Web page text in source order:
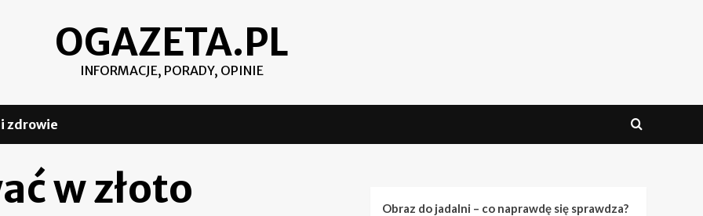
OGAZETA.PL
INFORMACJE, PORADY, OPINIE
zdrowie
w złoto Obraz do jadalni – co naprawdę się sprawdza?